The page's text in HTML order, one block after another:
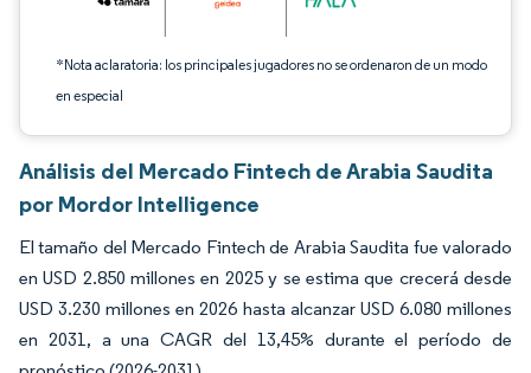
*Nota aclaratoria: los principales jugadores no se ordenaron de un modo
en especial
Análisis del Mercado Fintech de Arabia Saudita
por Mordor Intelligence
El tamaño del Mercado Fintech de Arabia Saudita fue valorado
en USD 2.850 millones en 2025 y se estima que crecerá desde
USD 3.230 millones en 2026 hasta alcanzar USD 6.080 millones
en 2031, a una CAGR del 13,45% durante el período de